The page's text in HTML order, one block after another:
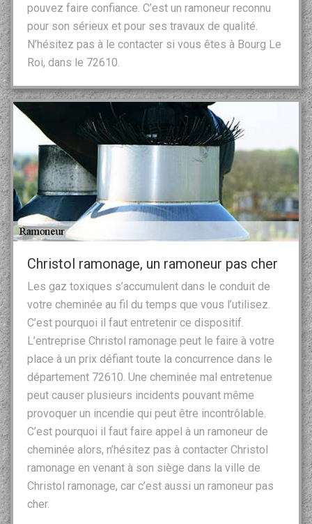
pouvez faire confiance. C’est un ramoneur reconnu
pour son sérieux et pour ses travaux de qualité.
N’hésitez pas à le contacter si vous êtes à Bourg Le
Roi, dans le 72610.
Christol ramonage, un ramoneur pas cher
Les gaz toxiques s’accumulent dans le conduit de
votre cheminée au fil du temps que vous l’utilisez.
C’est pourquoi il faut entretenir ce dispositif.
L’entreprise Christol ramonage peut le faire à votre
place à un prix défiant toute la concurrence dans le
département 72610. Une cheminée mal entretenue
peut causer plusieurs incidents pouvant même
provoquer un incendie qui peut être incontrôlable.
C’est pourquoi il faut faire appel à un ramoneur de
cheminée alors, n’hésitez pas à contacter Christol
ramonage en venant à son siège dans la ville de
Christol ramonage, car c’est aussi un ramoneur pas
cher.